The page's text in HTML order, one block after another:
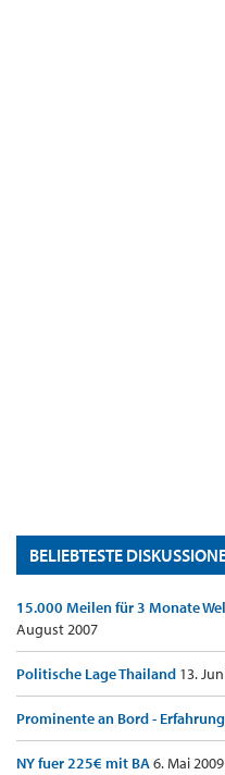
BELIEBTESTE
15.000 Meilen für 3 Monate
August 2007
Politische Lage Thailand 13.
Prominente an Bord -
NY fuer 225€ mit BA6. Mai 2009